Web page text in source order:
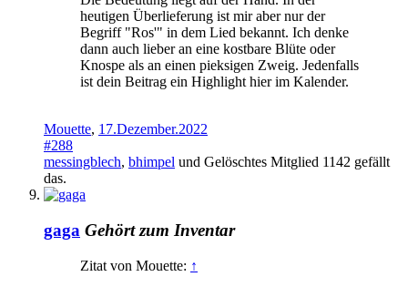
heutigen Überlieferung ist mir aber nur der
Begriff "Ros'" in dem Lied bekannt. Ich denke
dann auch lieber an eine kostbare Blüte oder
Knospe als an einen pieksigen Zweig. Jedenfalls
ist dein Beitrag ein Highlight hier im Kalender.
Mouette, 17.Dezember.2022
#288
messingblech, bhimpel und Gelöschtes Mitglied 1142 gefällt
das.
gaga Gehört zum Inventar
Zitat von Mouette: ↑